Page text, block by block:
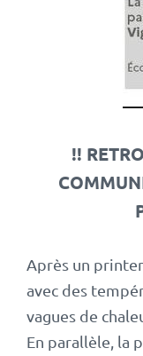
!!
Après un
avec des
vagues de
En parallèle, la